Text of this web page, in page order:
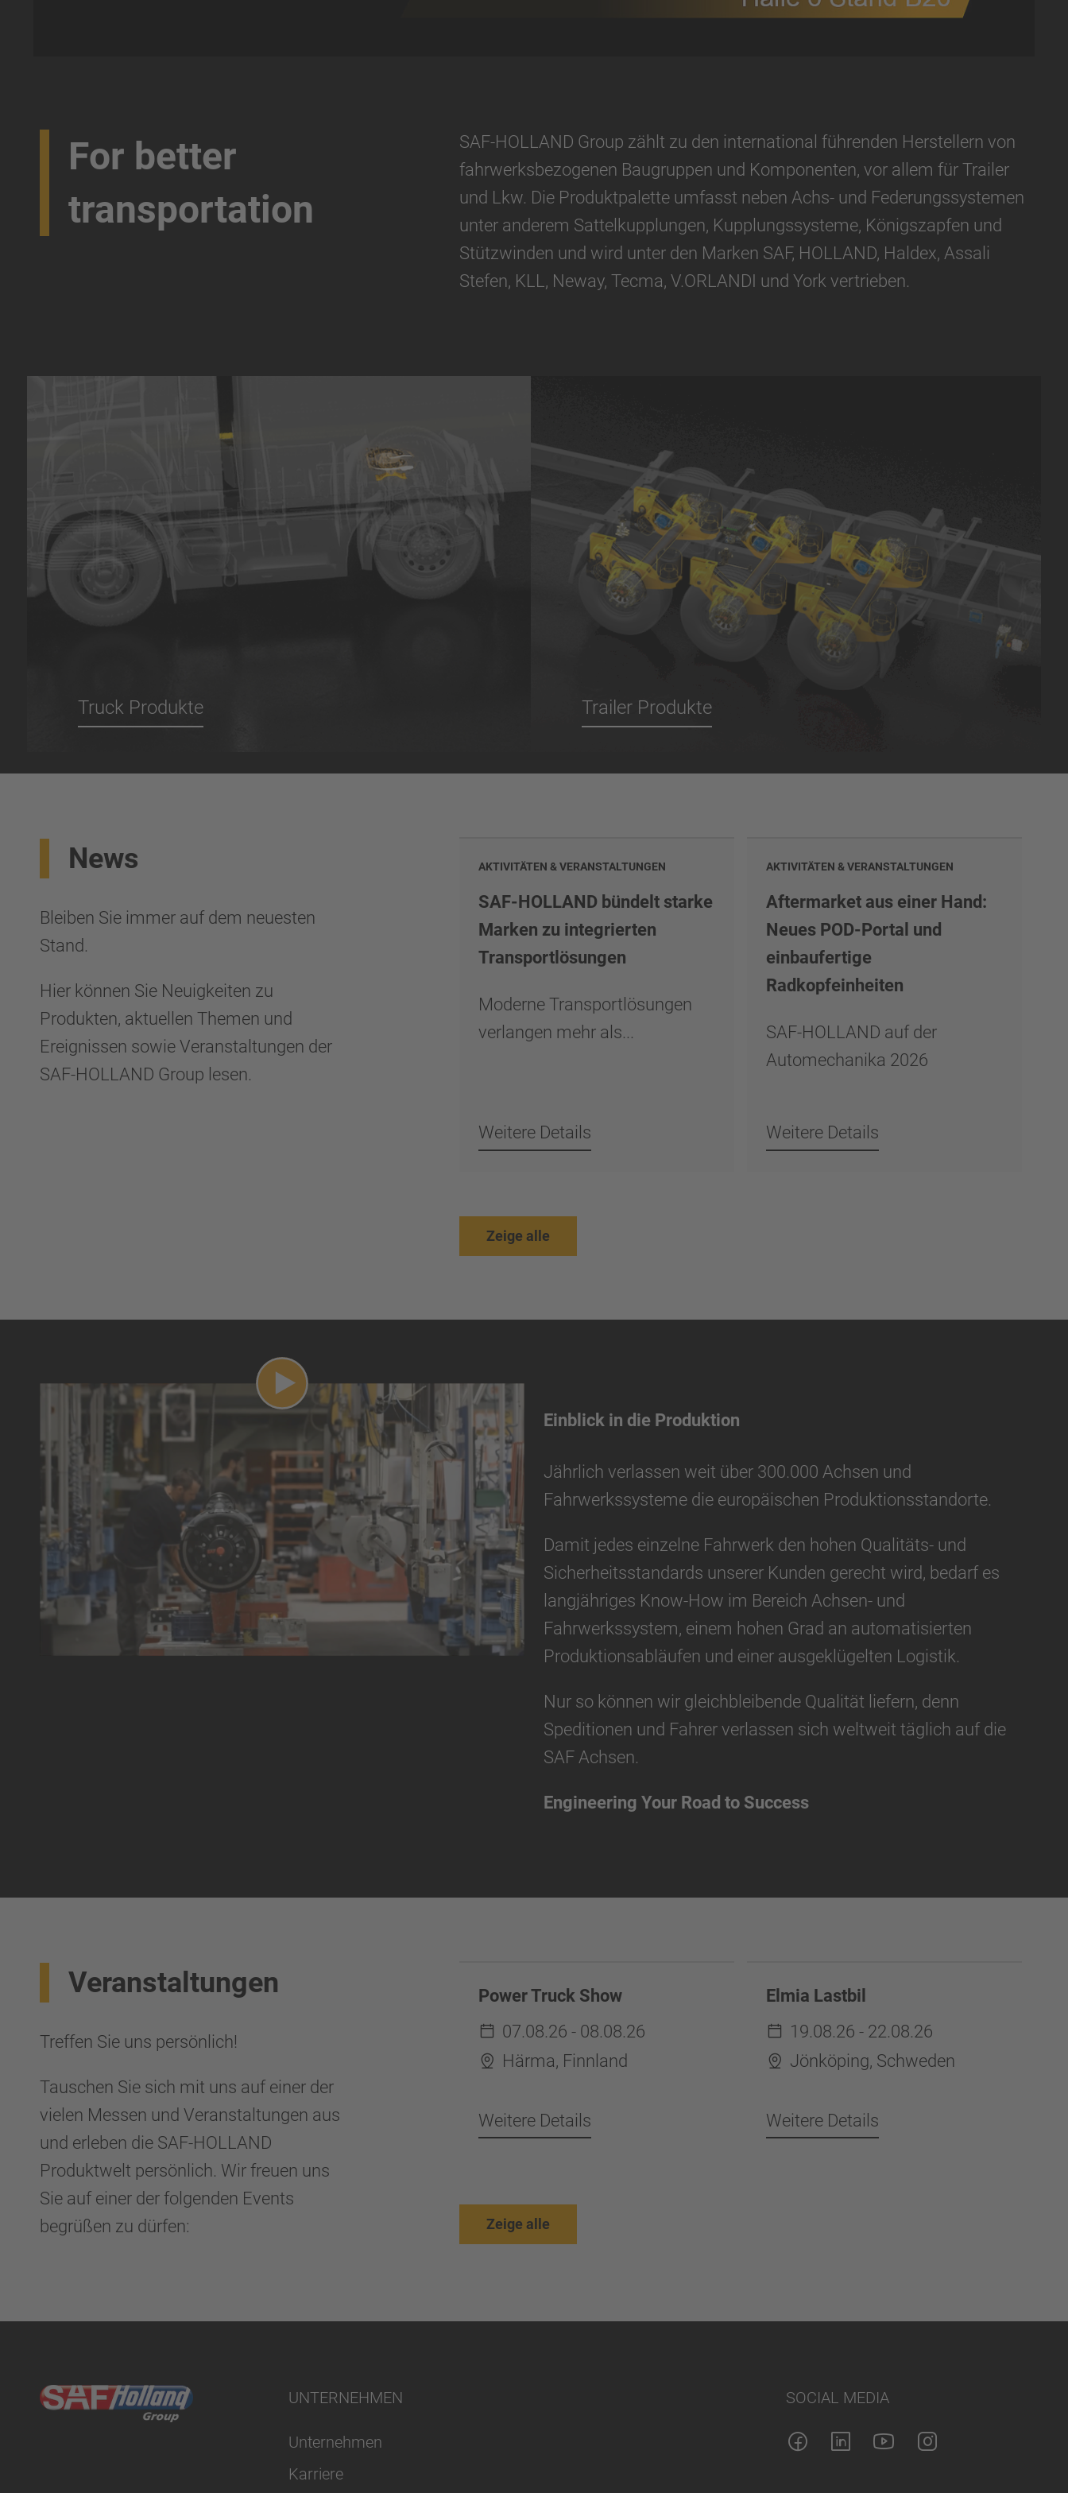
For better
transportation
SAF-HOLLAND Group zählt zu den international führenden Herstellern von
fahrwerksbezogenen Baugruppen und Komponenten, vor allem für Trailer
und Lkw. Die Produktpalette umfasst neben Achs- und Federungssystemen
unter anderem Sattelkupplungen, Kupplungssysteme, Königszapfen und
Stützwinden und wird unter den Marken SAF, HOLLAND, Haldex, Assali
Stefen, KLL, Neway, Tecma, V.ORLANDI und York vertrieben.
Truck Produkte Trailer Produkte
News
Bleiben Sie immer auf dem neuesten
Stand.
Hier können Sie Neuigkeiten zu
Produkten, aktuellen Themen und
Ereignissen sowie Veranstaltungen der
SAF-HOLLAND Group lesen.
AKTIVITÄTEN & VERANSTALTUNGEN
SAF-HOLLAND bündelt starke
Marken zu integrierten
Transportlösungen
Moderne Transportlösungen
verlangen mehr als...
Weitere Details
AKTIVITÄTEN & VERANSTALTUNGEN
Aftermarket aus einer Hand:
Neues POD-Portal und
einbaufertige
Radkopfeinheiten
SAF-HOLLAND auf der
Automechanika 2026
Weitere Details
Zeige alle
Video abspielen
Einblick in die Produktion
Jährlich verlassen weit über 300.000 Achsen und
Fahrwerkssysteme die europäischen Produktionsstandorte.
Damit jedes einzelne Fahrwerk den hohen Qualitäts- und
Sicherheitsstandards unserer Kunden gerecht wird, bedarf es
langjähriges Know-How im Bereich Achsen- und
Fahrwerkssystem, einem hohen Grad an automatisierten
Produktionsabläufen und einer ausgeklügelten Logistik.
Nur so können wir gleichbleibende Qualität liefern, denn
Speditionen und Fahrer verlassen sich weltweit täglich auf die
SAF Achsen.
Engineering Your Road to Success
Veranstaltungen
Treffen Sie uns persönlich!
Tauschen Sie sich mit uns auf einer der
vielen Messen und Veranstaltungen aus
und erleben die SAF-HOLLAND
Produktwelt persönlich. Wir freuen uns
Sie auf einer der folgenden Events
begrüßen zu dürfen:
Power Truck Show
07.08.26 - 08.08.26
Härma, Finnland
Weitere Details
Elmia Lastbil
19.08.26 - 22.08.26
Jönköping, Schweden
Weitere Details
Zeige alle
UNTERNEHMEN
Unternehmen
Karriere
SOCIAL MEDIA